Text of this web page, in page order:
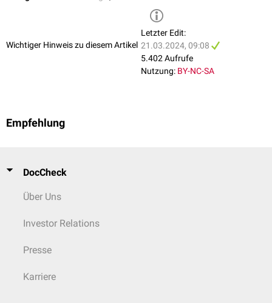
Wichtiger Hinweis zu diesem Artikel
Letzter Edit:
21.03.2024, 09:08
5.402 Aufrufe
Nutzung: BY-NC-SA
Empfehlung
DocCheck
Über Uns
Investor Relations
Presse
Karriere